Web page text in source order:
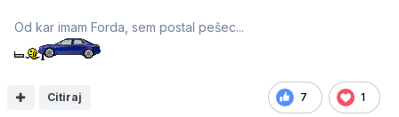
7 1
Citiraj
Od kar imam Forda, sem postal pešec...